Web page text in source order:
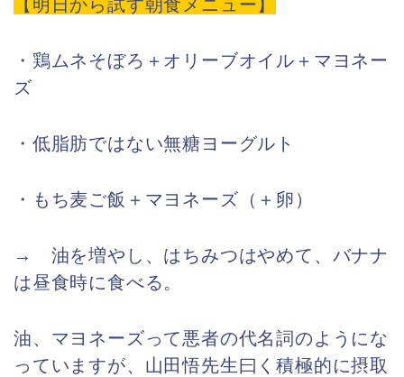
【明日から試す朝食メニュー】
・鶏ムネそぼろ＋オリーブオイル＋マヨネー
ズ
・低脂肪ではない無糖ヨーグルト
・もち麦ご飯＋マヨネーズ（＋卵）
→ 油を増やし、はちみつはやめて、バナナ
は昼食時に食べる。
油、マヨネーズって悪者の代名詞のようにな
っていますが、山田悟先生曰く積極的に摂取